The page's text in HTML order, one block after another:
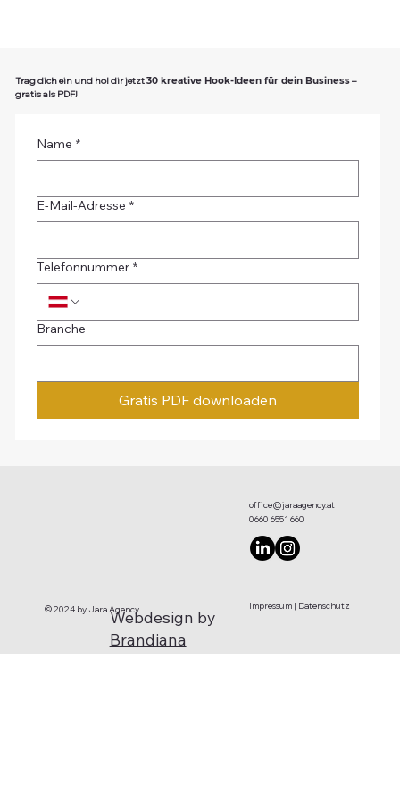
Trag dich ein und hol dir jetzt30 kreative Hook-Ideen für dein Business–
gratis als PDF!
Name *
E-Mail-Adresse *
Telefonnummer *
Branche
Gratis PDF downloaden
office@jaraagency.at
0660 6551 660
© 2024 by Jara Agency Impressum | Datenschutz
Webdesign by
Brandiana